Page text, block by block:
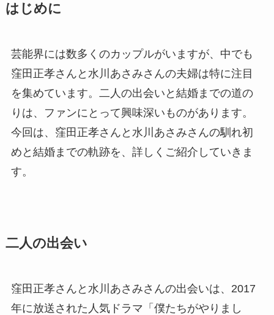
はじめに
芸能界には数多くのカップルがいますが、中でも
窪田正孝さんと水川あさみさんの夫婦は特に注目
を集めています。二人の出会いと結婚までの道の
りは、ファンにとって興味深いものがあります。
今回は、窪田正孝さんと水川あさみさんの馴れ初
めと結婚までの軌跡を、詳しくご紹介していきま
す。
二人の出会い
窪田正孝さんと水川あさみさんの出会いは、2017
年に放送された人気ドラマ「僕たちがやりまし